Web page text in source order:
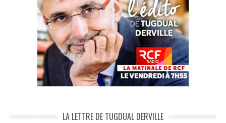
LA LETTRE DE TUGDUAL DERVILLE